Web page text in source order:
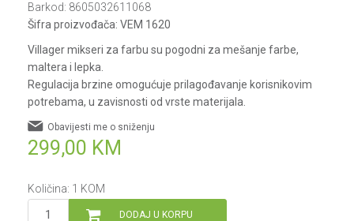
Barkod: 8605032611068
Šifra proizvođača: VEM 1620
Villager mikseri za farbu su pogodni za mešanje farbe,
maltera i lepka.
Regulacija brzine omogućuje prilagođavanje korisnikovim
potrebama, u zavisnosti od vrste materijala.
299,00 KM
Obavijesti me o sniženju
Količina: 1 KOM
DODAJ U KORPU